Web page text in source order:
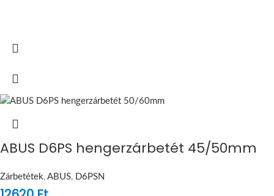
ABUS D6PS hengerzárbetét 45/50mm
Zárbetétek, ABUS, D6PSN